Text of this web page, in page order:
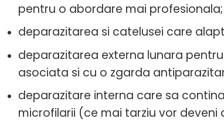
pentru o abordare mai profesionala;
deparazitarea si catelusei care
deparazitarea externa lunara
asociata si cu o zgarda
deparazitare interna care sa
microfilarii (ce mai tarziu vor deveni